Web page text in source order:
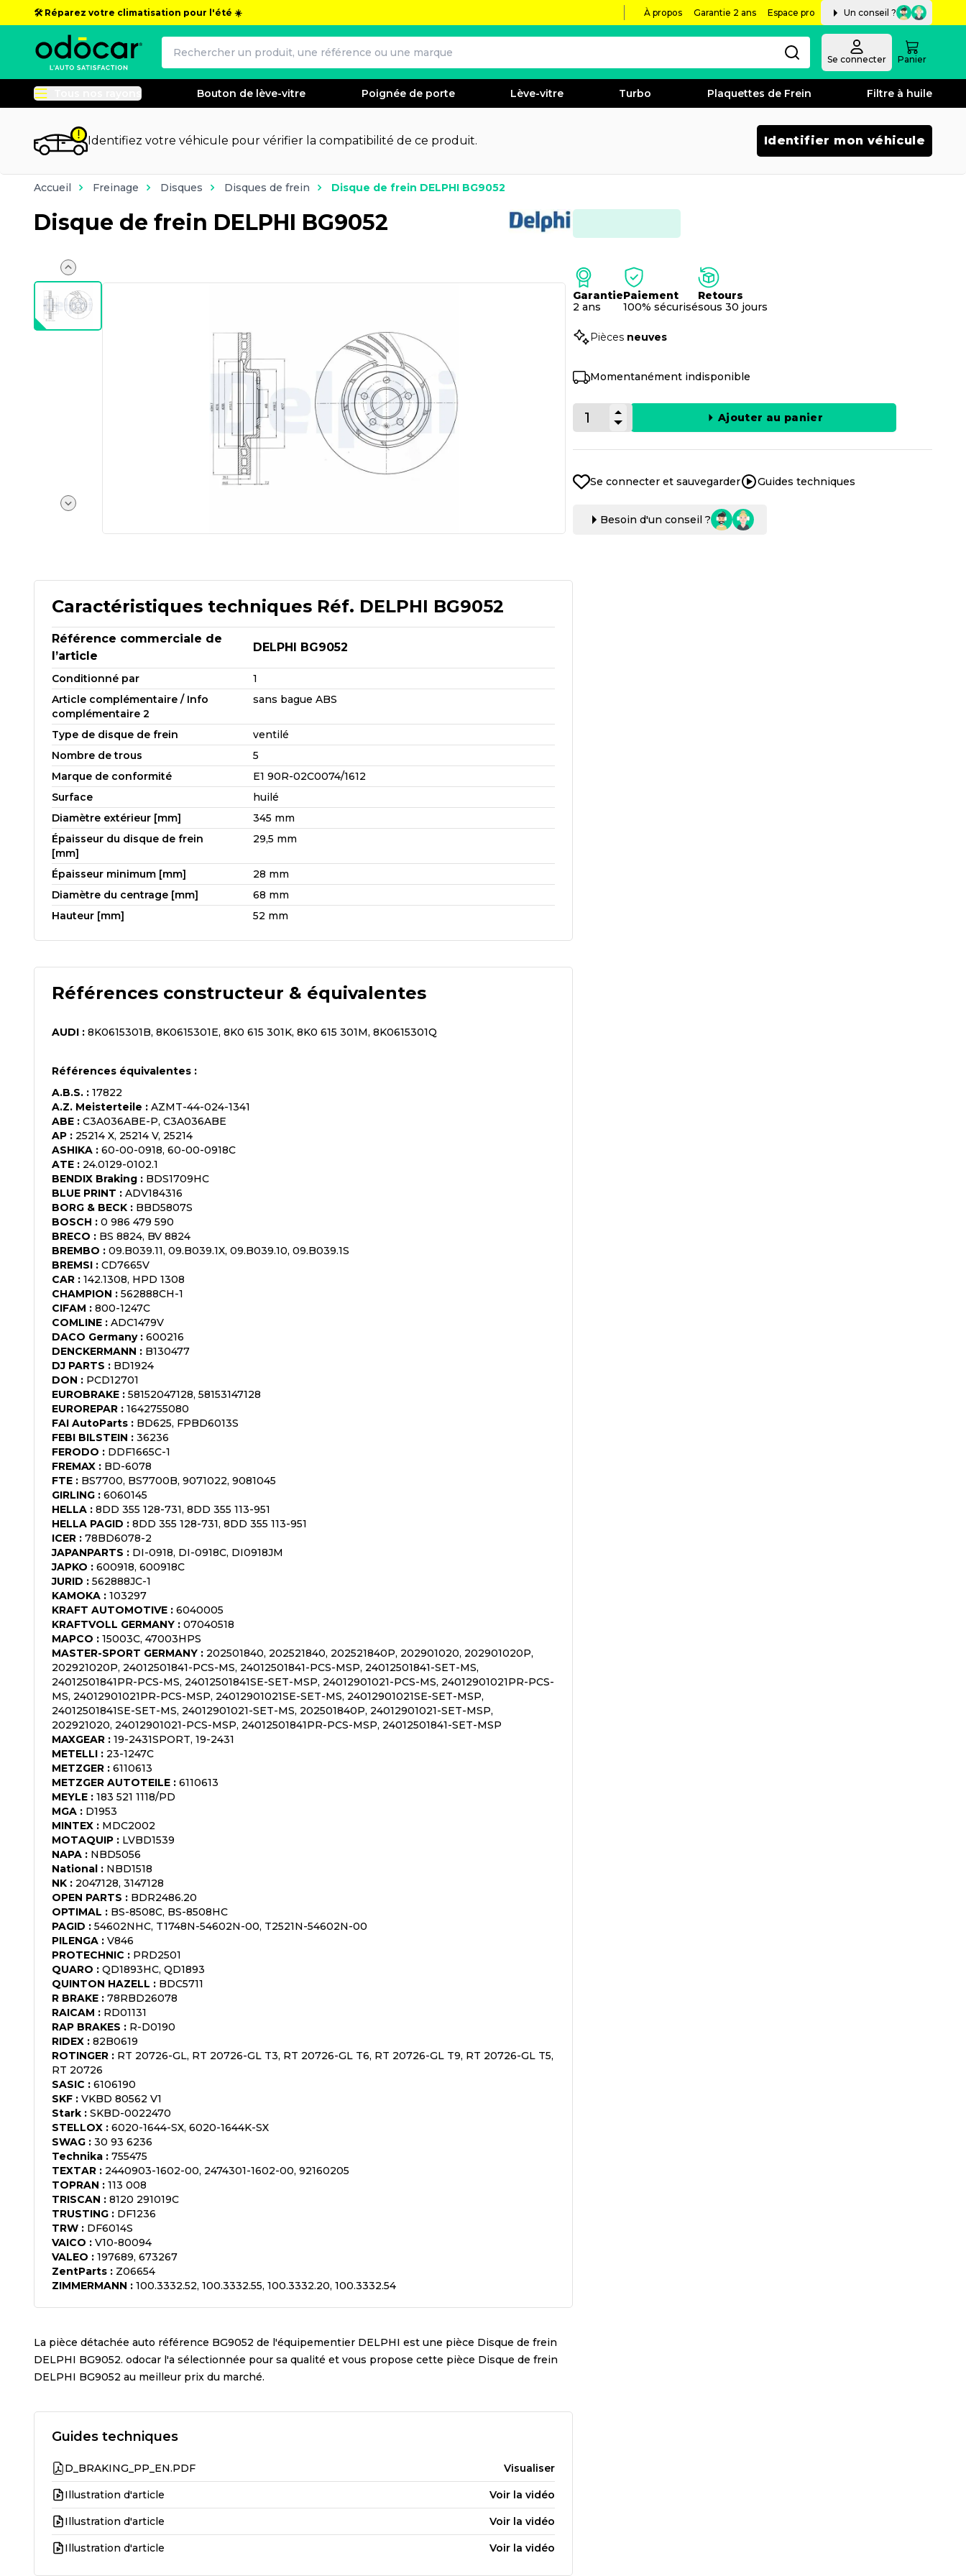
🛠️ Réparez votre climatisation pour l'été ☀️ À propos Garantie 2 ans Espace pro Un conseil ?
Se connecter Panier
Tous nos rayons Bouton de lève-vitre Poignée de porte Lève-vitre Turbo Plaquettes de Frein Filtre à huile
Identifiez votre véhicule pour vérifier la compatibilité de ce produit. Identifier mon véhicule
Accueil Freinage Disques Disques de frein Disque de frein DELPHI BG9052
Disque de frein DELPHI BG9052
Caractéristiques techniques Réf. DELPHI BG9052
Référence commerciale de
l’article
DELPHI BG9052
Conditionné par
1
Article complémentaire / Info
complémentaire 2
sans bague ABS
Type de disque de frein
ventilé
Nombre de trous
5
Marque de conformité
E1 90R-02C0074/1612
Surface
huilé
Diamètre extérieur [mm]
345 mm
Épaisseur du disque de frein
[mm]
29,5 mm
Épaisseur minimum [mm]
28 mm
Diamètre du centrage [mm]
68 mm
Hauteur [mm]
52 mm
Références constructeur & équivalentes
AUDI : 8K0615301B, 8K0615301E, 8K0 615 301K, 8K0 615 301M, 8K0615301Q
Références équivalentes :
A.B.S. : 17822
A.Z. Meisterteile : AZMT-44-024-1341
ABE : C3A036ABE-P, C3A036ABE
AP : 25214 X, 25214 V, 25214
ASHIKA : 60-00-0918, 60-00-0918C
ATE : 24.0129-0102.1
BENDIX Braking : BDS1709HC
BLUE PRINT : ADV184316
BORG & BECK : BBD5807S
BOSCH : 0 986 479 590
BRECO : BS 8824, BV 8824
BREMBO : 09.B039.11, 09.B039.1X, 09.B039.10, 09.B039.1S
BREMSI : CD7665V
CAR : 142.1308, HPD 1308
CHAMPION : 562888CH-1
CIFAM : 800-1247C
COMLINE : ADC1479V
DACO Germany: 600216
DENCKERMANN : B130477
DJ PARTS : BD1924
DON : PCD12701
EUROBRAKE : 58152047128, 58153147128
EUROREPAR : 1642755080
FAI AutoParts : BD625, FPBD6013S
FEBI BILSTEIN : 36236
FERODO : DDF1665C-1
FREMAX : BD-6078
FTE : BS7700, BS7700B, 9071022, 9081045
GIRLING : 6060145
HELLA : 8DD 355 128-731, 8DD 355 113-951
HELLA PAGID : 8DD 355 128-731, 8DD 355 113-951
ICER : 78BD6078-2
JAPANPARTS : DI-0918, DI-0918C, DI0918JM
JAPKO : 600918, 600918C
JURID : 562888JC-1
KAMOKA : 103297
KRAFT AUTOMOTIVE : 6040005
KRAFTVOLL GERMANY : 07040518
MAPCO : 15003C, 47003HPS
MASTER-SPORT GERMANY : 202501840, 202521840, 202521840P, 202901020, 202901020P,
202921020P, 24012501841-PCS-MS, 24012501841-PCS-MSP, 24012501841-SET-MS,
24012501841PR-PCS-MS, 24012501841SE-SET-MSP, 24012901021-PCS-MS, 24012901021PR-PCS-
MS, 24012901021PR-PCS-MSP, 24012901021SE-SET-MS, 24012901021SE-SET-MSP,
24012501841SE-SET-MS, 24012901021-SET-MS, 202501840P, 24012901021-SET-MSP,
202921020, 24012901021-PCS-MSP, 24012501841PR-PCS-MSP, 24012501841-SET-MSP
MAXGEAR : 19-2431SPORT, 19-2431
METELLI : 23-1247C
METZGER : 6110613
METZGER AUTOTEILE : 6110613
MEYLE : 183 521 1118/PD
MGA : D1953
MINTEX : MDC2002
MOTAQUIP : LVBD1539
NAPA : NBD5056
National : NBD1518
NK : 2047128, 3147128
OPEN PARTS : BDR2486.20
OPTIMAL : BS-8508C, BS-8508HC
PAGID : 54602NHC, T1748N-54602N-00, T2521N-54602N-00
PILENGA : V846
PROTECHNIC : PRD2501
QUARO : QD1893HC, QD1893
QUINTON HAZELL : BDC5711
R BRAKE : 78RBD26078
RAICAM : RD01131
RAP BRAKES : R-D0190
RIDEX : 82B0619
ROTINGER : RT 20726-GL, RT 20726-GL T3, RT 20726-GL T6, RT 20726-GL T9, RT 20726-GL T5,
RT 20726
SASIC : 6106190
SKF : VKBD 80562 V1
Stark : SKBD-0022470
STELLOX : 6020-1644-SX, 6020-1644K-SX
SWAG : 30 93 6236
Technika : 755475
TEXTAR : 2440903-1602-00, 2474301-1602-00, 92160205
TOPRAN : 113 008
TRISCAN : 8120 291019C
TRUSTING : DF1236
TRW : DF6014S
VAICO : V10-80094
VALEO : 197689, 673267
ZentParts : Z06654
ZIMMERMANN : 100.3332.52, 100.3332.55, 100.3332.20, 100.3332.54
La pièce détachée auto référence BG9052 de l'équipementier DELPHI est une pièce Disque de frein
DELPHI BG9052. odocar l'a sélectionnée pour sa qualité et vous propose cette pièce Disque de frein
DELPHI BG9052 au meilleur prix du marché.
Guides techniques
D_BRAKING_PP_EN.PDF Visualiser
Illustration d'article Voir la vidéo
Illustration d'article Voir la vidéo
Illustration d'article Voir la vidéo
Garantie
2 ans
Paiement
100% sécurisé
Retours
sous 30 jours
Pièces neuves
Momentanément indisponible
Ajouter au panier
Se connecter et sauvegarder Guides techniques
Besoin d'un conseil ?